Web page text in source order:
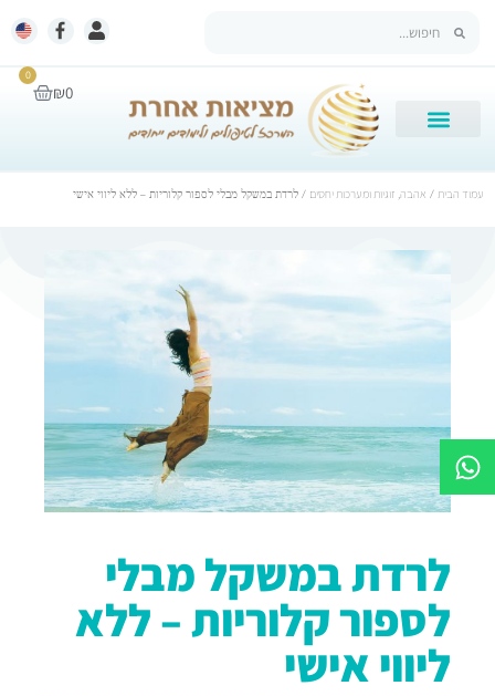
₪0
0
עמוד הבית / אהבה, זוגיות ומערכות יחסים / לרדת במשקל מבלי לספור קלוריות – ללא ליווי אישי
לרדת במשקל מבלי
לספור קלוריות – ללא
ליווי אישי